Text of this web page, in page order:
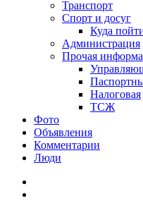
Транспорт
Спорт и досуг
Куда
Администрация
Прочая
Налоговая
ТСЖ
Фото
Объявления
Комментарии
Люди